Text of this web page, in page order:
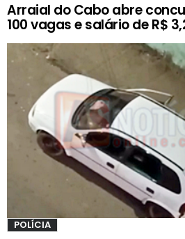
Arraial do Cabo abre
100 vagas e salário de R$
POLÍCIA